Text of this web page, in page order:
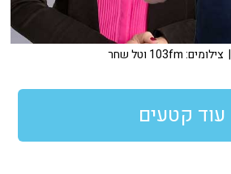
| צילומים: 103fm וטל שחר
עוד קטעים